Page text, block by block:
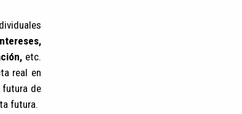
etc.
real en
futura de
futura.